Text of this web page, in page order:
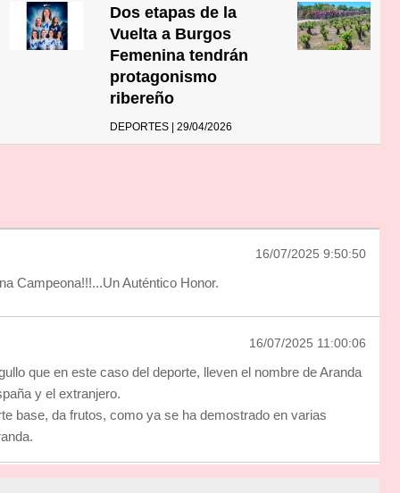
Dos etapas de la
Vuelta a Burgos
Femenina tendrán
protagonismo
ribereño
DEPORTES | 29/04/2026
16/07/2025 9:50:50
Campeona!!!...Un Auténtico Honor.
16/07/2025 11:00:06
que en este caso del deporte, lleven el nombre de Aranda
y el extranjero.
base, da frutos, como ya se ha demostrado en varias